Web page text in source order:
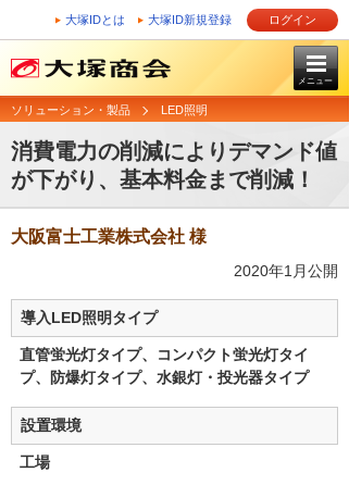
大塚IDとは 大塚ID新規登録 ログイン
メニュー
ソリューション・製品 LED照明
消費電力の削減によりデマンド値
が下がり、基本料金まで削減！
大阪富士工業株式会社 様
2020年1月公開
導入LED照明タイプ
直管蛍光灯タイプ、コンパクト蛍光灯タイ
プ、防爆灯タイプ、水銀灯・投光器タイプ
設置環境
工場